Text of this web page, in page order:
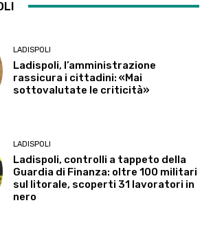
LADISPOLI
Ladispoli, l’amministrazione
rassicura i cittadini: «Mai
sottovalutate le criticità»
LADISPOLI
Ladispoli, controlli a tappeto della
Guardia di Finanza: oltre 100 militari
sul litorale, scoperti 31 lavoratori in
nero